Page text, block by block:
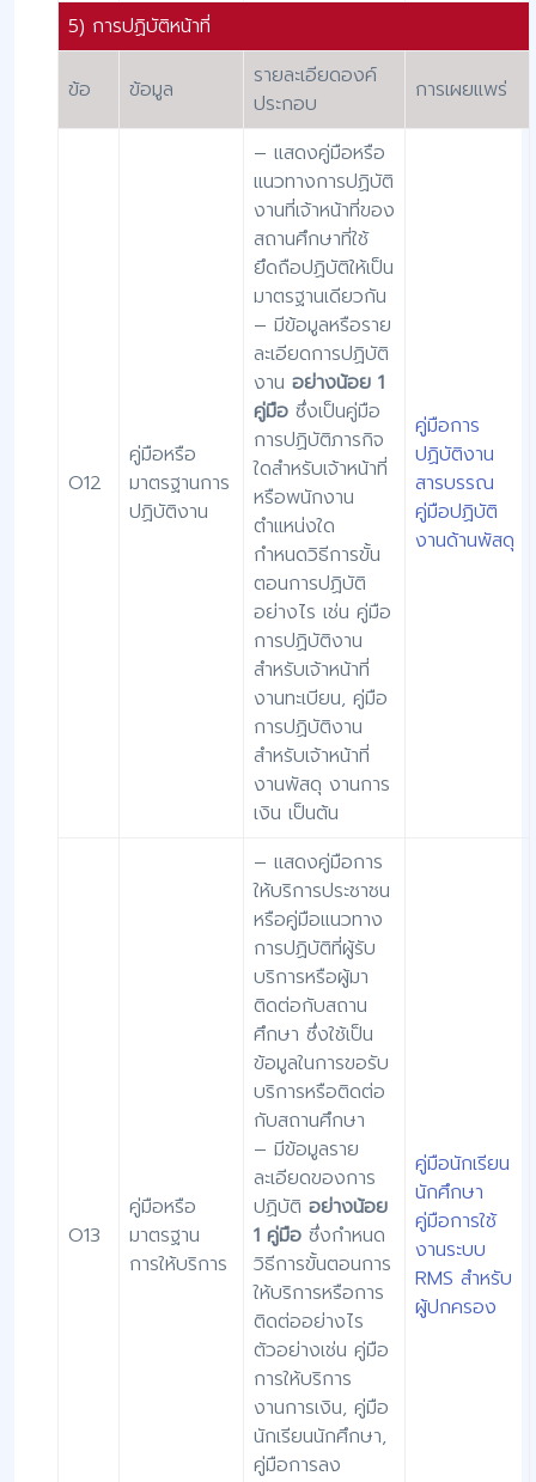
5) การปฏิบัติหน้าที่
ข้อ ข้อมูล
รายละเอียดองค์
ประกอบ
การเผยแพร่
O12
คู่มือหรือ
มาตรฐานการ
ปฏิบัติงาน
– แสดงคู่มือหรือ
แนวทางการปฏิบัติ
งานที่เจ้าหน้าที่ของ
สถานศึกษาที่ใช้
ยึดถือปฏิบัติให้เป็น
มาตรฐานเดียวกัน
– มีข้อมูลหรือราย
ละเอียดการปฏิบัติ
งาน อย่างน้อย 1
คู่มือ ซึ่งเป็นคู่มือ
การปฏิบัติภารกิจ
ใดสำหรับเจ้าหน้าที่
หรือพนักงาน
ตำแหน่งใด
กำหนดวิธีการขั้น
ตอนการปฏิบัติ
อย่างไร เช่น คู่มือ
การปฏิบัติงาน
สำหรับเจ้าหน้าที่
งานทะเบียน, คู่มือ
การปฏิบัติงาน
สำหรับเจ้าหน้าที่
งานพัสดุ งานการ
เงิน เป็นต้น
คู่มือการ
ปฏิบัติงาน
สารบรรณ
คู่มือปฏิบัติ
งานด้านพัสดุ
O13
คู่มือหรือ
มาตรฐาน
การให้บริการ
– แสดงคู่มือการ
ให้บริการประชาชน
หรือคู่มือแนวทาง
การปฏิบัติที่ผู้รับ
บริการหรือผู้มา
ติดต่อกับสถาน
ศึกษา ซึ่งใช้เป็น
ข้อมูลในการขอรับ
บริการหรือติดต่อ
กับสถานศึกษา
– มีข้อมูลราย
ละเอียดของการ
ปฏิบัติ อย่างน้อย
1 คู่มือ ซึ่งกำหนด
วิธีการขั้นตอนการ
ให้บริการหรือการ
ติดต่ออย่างไร
ตัวอย่างเช่น คู่มือ
การให้บริการ
งานการเงิน, คู่มือ
นักเรียนนักศึกษา,
คู่มือการลง
คู่มือนักเรียน
นักศึกษา
คู่มือการใช้
งานระบบ
RMS สำหรับ
ผู้ปกครอง